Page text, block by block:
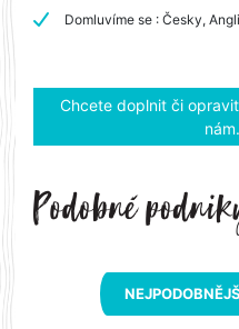
Domluvíme se : Česky,
Chcete doplnit či
nám.